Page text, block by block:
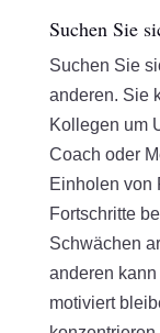
Suchen Sie
Suchen Sie
anderen. Sie
Kollegen um
Coach oder
Einholen von
Fortschritte
Schwächen
anderen
motiviert